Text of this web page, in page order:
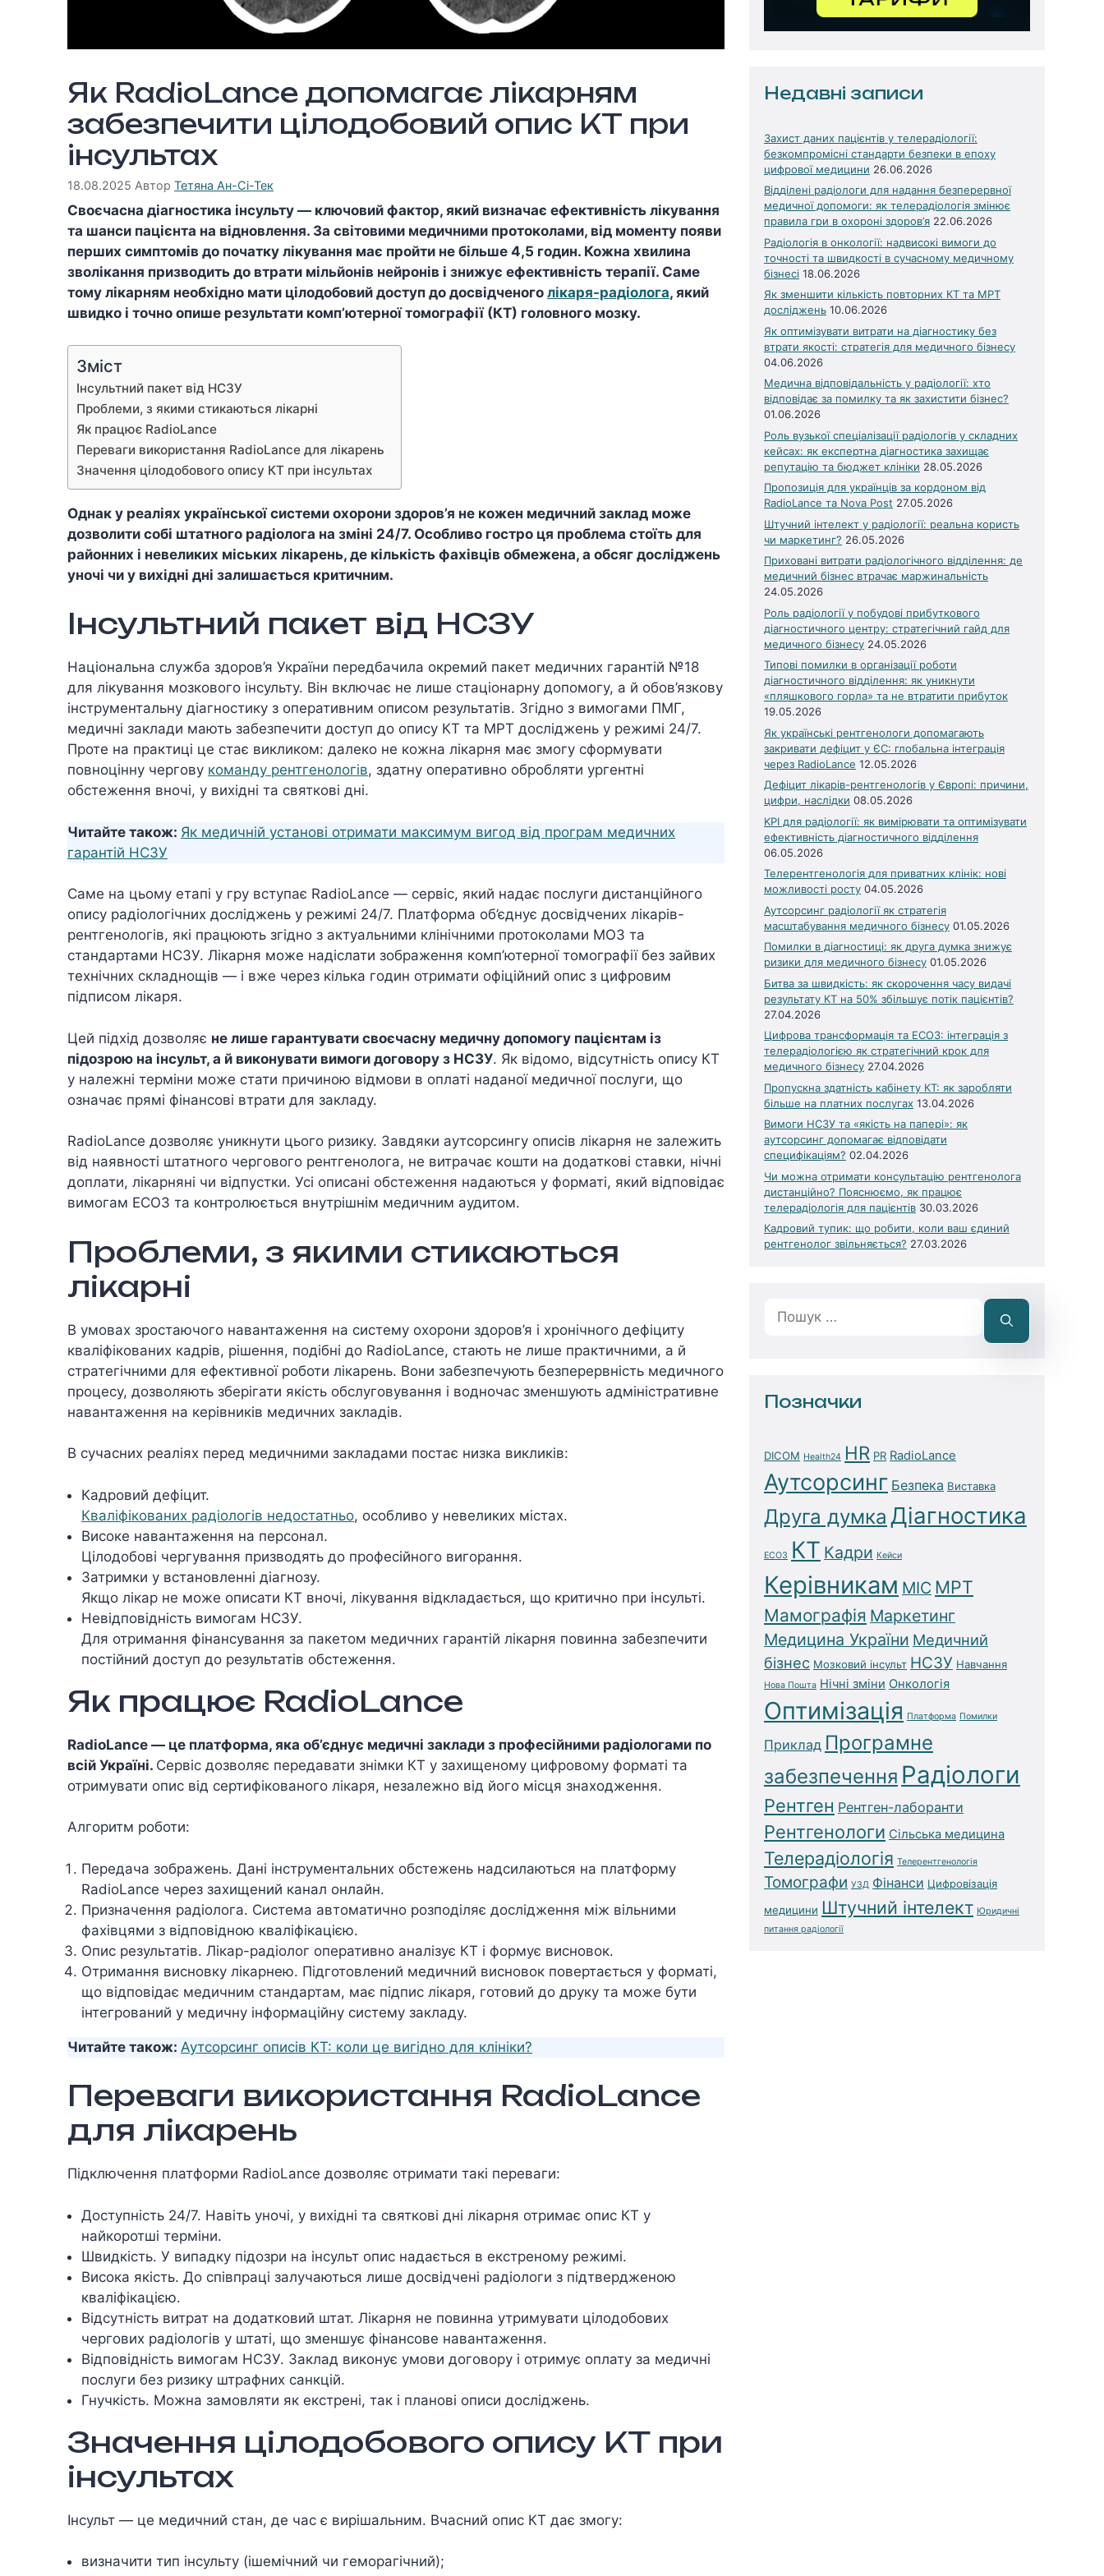
Як RadioLance допомагає лікарням
забезпечити цілодобовий опис КТ при
інсультах
18.08.2025 Автор Тетяна Ан-Сі-Тек
Cвоєчасна діагностика інсульту — ключовий фактор, який визначає ефективність лікування
та шанси пацієнта на відновлення. За світовими медичними протоколами, від моменту появи
перших симптомів до початку лікування має пройти не більше 4,5 годин. Кожна хвилина
зволікання призводить до втрати мільйонів нейронів і знижує ефективність терапії. Саме
тому лікарням необхідно мати цілодобовий доступ до досвідченого лікаря-радіолога, який
швидко і точно опише результати комп’ютерної томографії (КТ) головного мозку.
Зміст
Інсультний пакет від НСЗУ
Проблеми, з якими стикаються лікарні
Як працює RadioLance
Переваги використання RadioLance для лікарень
Значення цілодобового опису КТ при інсультах
Однак у реаліях української системи охорони здоров’я не кожен медичний заклад може
дозволити собі штатного радіолога на зміні 24/7. Особливо гостро ця проблема стоїть для
районних і невеликих міських лікарень, де кількість фахівців обмежена, а обсяг досліджень
уночі чи у вихідні дні залишається критичним.
Інсультний пакет від НСЗУ
Національна служба здоров’я України передбачила окремий пакет медичних гарантій №18
для лікування мозкового інсульту. Він включає не лише стаціонарну допомогу, а й обов’язкову
інструментальну діагностику з оперативним описом результатів. Згідно з вимогами ПМГ,
медичні заклади мають забезпечити доступ до опису КТ та МРТ досліджень у режимі 24/7.
Проте на практиці це стає викликом: далеко не кожна лікарня має змогу сформувати
повноцінну чергову команду рентгенологів, здатну оперативно обробляти ургентні
обстеження вночі, у вихідні та святкові дні.
Читайте також: Як медичній установі отримати максимум вигод від програм медичних
гарантій НСЗУ
Саме на цьому етапі у гру вступає RadioLance — сервіс, який надає послуги дистанційного
опису радіологічних досліджень у режимі 24/7. Платформа об’єднує досвідчених лікарів-
рентгенологів, які працюють згідно з актуальними клінічними протоколами МОЗ та
стандартами НСЗУ. Лікарня може надіслати зображення комп’ютерної томографії без зайвих
технічних складнощів — і вже через кілька годин отримати офіційний опис з цифровим
підписом лікаря.
Цей підхід дозволяє не лише гарантувати своєчасну медичну допомогу пацієнтам із
підозрою на інсульт, а й виконувати вимоги договору з НСЗУ. Як відомо, відсутність опису КТ
у належні терміни може стати причиною відмови в оплаті наданої медичної послуги, що
означає прямі фінансові втрати для закладу.
RadioLance дозволяє уникнути цього ризику. Завдяки аутсорсингу описів лікарня не залежить
від наявності штатного чергового рентгенолога, не витрачає кошти на додаткові ставки, нічні
доплати, лікарняні чи відпустки. Усі описані обстеження надаються у форматі, який відповідає
вимогам ЕСОЗ та контролюється внутрішнім медичним аудитом.
Проблеми, з якими стикаються
лікарні
В умовах зростаючого навантаження на систему охорони здоров’я і хронічного дефіциту
кваліфікованих кадрів, рішення, подібні до RadioLance, стають не лише практичними, а й
стратегічними для ефективної роботи лікарень. Вони забезпечують безперервність медичного
процесу, дозволяють зберігати якість обслуговування і водночас зменшують адміністративне
навантаження на керівників медичних закладів.
В сучасних реаліях перед медичними закладами постає низка викликів:
Кадровий дефіцит.
Кваліфікованих радіологів недостатньо, особливо у невеликих містах.
Високе навантаження на персонал.
Цілодобові чергування призводять до професійного вигорання.
Затримки у встановленні діагнозу.
Якщо лікар не може описати КТ вночі, лікування відкладається, що критично при інсульті.
Невідповідність вимогам НСЗУ.
Для отримання фінансування за пакетом медичних гарантій лікарня повинна забезпечити
постійний доступ до результатів обстеження.
Як працює RadioLance
RadioLance — це платформа, яка об’єднує медичні заклади з професійними радіологами по
всій Україні. Сервіс дозволяє передавати знімки КТ у захищеному цифровому форматі та
отримувати опис від сертифікованого лікаря, незалежно від його місця знаходження.
Алгоритм роботи:
Передача зображень. Дані інструментальних обстежень надсилаються на платформу
RadioLance через захищений канал онлайн.
Призначення радіолога. Система автоматично розподіляє дослідження між вільними
фахівцями з відповідною кваліфікацією.
Опис результатів. Лікар-радіолог оперативно аналізує КТ і формує висновок.
Отримання висновку лікарнею. Підготовлений медичний висновок повертається у форматі,
що відповідає медичним стандартам, має підпис лікаря, готовий до друку та може бути
інтегрований у медичну інформаційну систему закладу.
Читайте також: Аутсорсинг описів КТ: коли це вигідно для клініки?
Переваги використання RadioLance
для лікарень
Підключення платформи RadioLance дозволяє отримати такі переваги:
Доступність 24/7. Навіть уночі, у вихідні та святкові дні лікарня отримає опис КТ у
найкоротші терміни.
Швидкість. У випадку підозри на інсульт опис надається в екстреному режимі.
Висока якість. До співпраці залучаються лише досвідчені радіологи з підтвердженою
кваліфікацією.
Відсутність витрат на додатковий штат. Лікарня не повинна утримувати цілодобових
чергових радіологів у штаті, що зменшує фінансове навантаження.
Відповідність вимогам НСЗУ. Заклад виконує умови договору і отримує оплату за медичні
послуги без ризику штрафних санкцій.
Гнучкість. Можна замовляти як екстрені, так і планові описи досліджень.
Значення цілодобового опису КТ при
інсультах
Інсульт — це медичний стан, де час є вирішальним. Вчасний опис КТ дає змогу:
визначити тип інсульту (ішемічний чи геморагічний);
Недавні записи
Захист даних пацієнтів у телерадіології:
безкомпромісні стандарти безпеки в епоху
цифрової медицини 26.06.2026
Відділені радіологи для надання безперервної
медичної допомоги: як телерадіологія змінює
правила гри в охороні здоров’я 22.06.2026
Радіологія в онкології: надвисокі вимоги до
точності та швидкості в сучасному медичному
бізнесі 18.06.2026
Як зменшити кількість повторних КТ та МРТ
досліджень 10.06.2026
Як оптимізувати витрати на діагностику без
втрати якості: стратегія для медичного бізнесу
04.06.2026
Медична відповідальність у радіології: хто
відповідає за помилку та як захистити бізнес?
01.06.2026
Роль вузької спеціалізації радіологів у складних
кейсах: як експертна діагностика захищає
репутацію та бюджет клініки 28.05.2026
Пропозиція для українців за кордоном від
RadioLance та Nova Post 27.05.2026
Штучний інтелект у радіології: реальна користь
чи маркетинг? 26.05.2026
Приховані витрати радіологічного відділення: де
медичний бізнес втрачає маржинальність
24.05.2026
Роль радіології у побудові прибуткового
діагностичного центру: стратегічний гайд для
медичного бізнесу 24.05.2026
Типові помилки в організації роботи
діагностичного відділення: як уникнути
«пляшкового горла» та не втратити прибуток
19.05.2026
Як українські рентгенологи допомагають
закривати дефіцит у ЄС: глобальна інтеграція
через RadioLance 12.05.2026
Дефіцит лікарів-рентгенологів у Європі: причини,
цифри, наслідки 08.05.2026
KPI для радіології: як вимірювати та оптимізувати
ефективність діагностичного відділення
06.05.2026
Телерентгенологія для приватних клінік: нові
можливості росту 04.05.2026
Аутсорсинг радіології як стратегія
масштабування медичного бізнесу 01.05.2026
Помилки в діагностиці: як друга думка знижує
ризики для медичного бізнесу 01.05.2026
Битва за швидкість: як скорочення часу видачі
результату КТ на 50% збільшує потік пацієнтів?
27.04.2026
Цифрова трансформація та ЕСОЗ: інтеграція з
телерадіологією як стратегічний крок для
медичного бізнесу 27.04.2026
Пропускна здатність кабінету КТ: як заробляти
більше на платних послугах 13.04.2026
Вимоги НСЗУ та «якість на папері»: як
аутсорсинг допомагає відповідати
специфікаціям? 02.04.2026
Чи можна отримати консультацію рентгенолога
дистанційно? Пояснюємо, як працює
телерадіологія для пацієнтів 30.03.2026
Кадровий тупик: що робити, коли ваш єдиний
рентгенолог звільняється? 27.03.2026
Позначки
DICOM Health24 HR PR RadioLance
Аутсорсинг Безпека Виставка
Друга думка Діагностика
ЕСОЗ КТ Кадри Кейси
Керівникам МІС МРТ
Мамографія Маркетинг
Медицина України Медичний
бізнес Мозковий інсульт НСЗУ Навчання
Нова Пошта Нічні зміни Онкологія
Оптимізація Платформа Помилки
Приклад Програмне
забезпечення Радіологи
Рентген Рентген-лаборанти
Рентгенологи Сільська медицина
Телерадіологія Телерентгенологія
Томографи УЗД Фінанси Цифровізація
медицини Штучний інтелект Юридичні
питання радіології